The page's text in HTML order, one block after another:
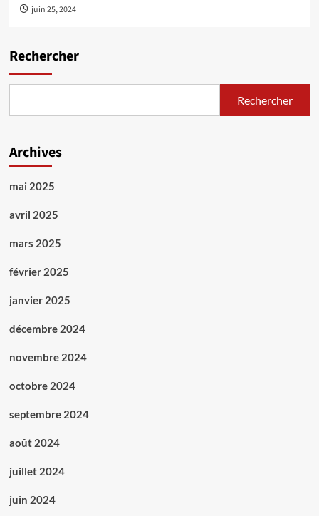
juin 25, 2024
Rechercher
Rechercher
Archives
mai 2025
avril 2025
mars 2025
février 2025
janvier 2025
décembre 2024
novembre 2024
octobre 2024
septembre 2024
août 2024
juillet 2024
juin 2024